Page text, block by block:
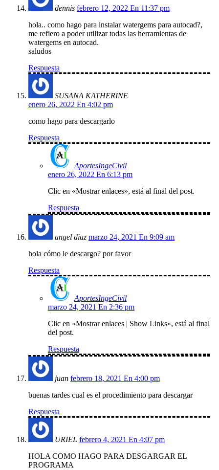
dennis febrero 12, 2022 En 11:37 pm
hola.. como hago para instalar watergems para autocad?,
me refiero a poder utilizar todas las herramientas de
watergems en autocad.
saludos
Respuesta
SUSANA KATHERINE
enero 26, 2022 En 4:02 pm
como hago para descargarlo
Respuesta
AportesIngeCivil
enero 26, 2022 En 6:13 pm
Clic en «Mostrar enlaces», está al final del post.
Respuesta
angel diaz marzo 24, 2021 En 9:09 am
hola cómo le descargo? por favor
Respuesta
AportesIngeCivil
marzo 24, 2021 En 2:36 pm
Clic en «Mostrar enlaces | Show Links», está al final
del post.
Respuesta
juan febrero 18, 2021 En 4:00 pm
buenas tardes cual es el procedimiento para descargar
Respuesta
URIEL febrero 4, 2021 En 4:07 pm
HOLA COMO HAGO PARA DESGARGAR EL
PROGRAMA